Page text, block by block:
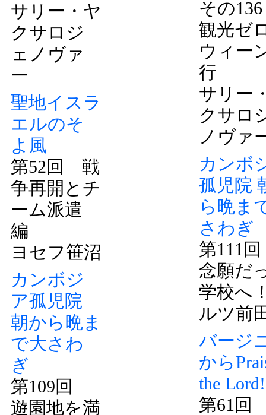
サリー・ヤ
クサロジ
ェノヴァ
ー
聖地イスラ
エルのそ
よ風
第52回 戦
争再開とチ
ーム派遣
編
ヨセフ笹沼
カンボジ
ア孤児院
朝から晩ま
で大さわ
ぎ
第109回
遊園地を満
その
観光ゼ
ウィー
行
サリー
クサロ
ノヴァ
カンボ
孤児院
ら晩ま
さわぎ
第111
念願だ
学校へ
ルツ前
バージ
から
the
第61